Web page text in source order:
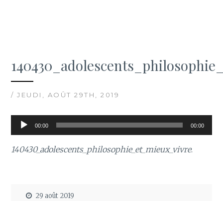
/ JEUDI, AOÛT 29TH, 2019
Lecteur
audio
00:00 00:00
140430_adolescents_philosophie_et_mieux_vivre.
29 août 2019